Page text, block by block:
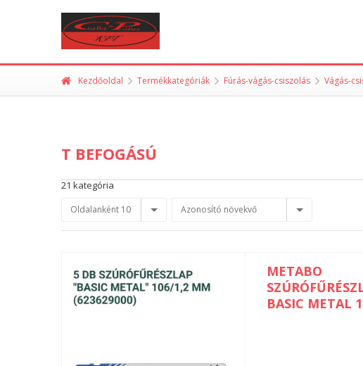
Kezdőoldal Termékkategóriák Fúrás-vágás-csiszolás Vágás-
T BEFOGÁSÚ
21 kategória
Oldalanként 10 Azonosító növekvő
METABO
BASIC METAL